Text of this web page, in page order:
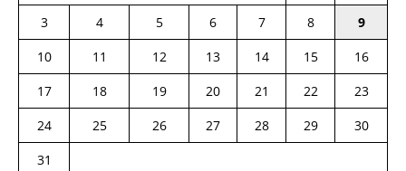
3
4 5 6 7 8
9
10
11 12 13 14 15
16
17
18 19 20 21 22
23
24
25 26 27 28 29
30
31